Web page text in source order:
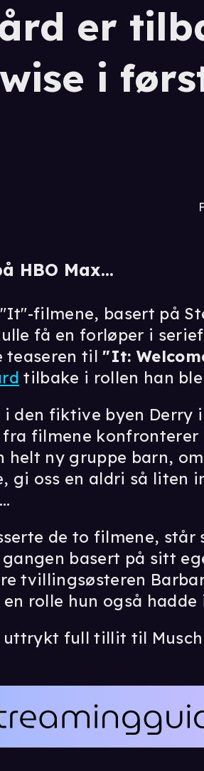
er
i
HBO Max...
filmene, basert på
få en forløper i
teaseren til "It:
tilbake i rollen han ble
den fiktive byen Derry
filmene konfronterer
helt ny gruppe barn,
gi oss en aldri så liten
de to filmene, står
basert på sitt
tvillingsøsteren
rolle hun også hadde
uttrykt full tillit til